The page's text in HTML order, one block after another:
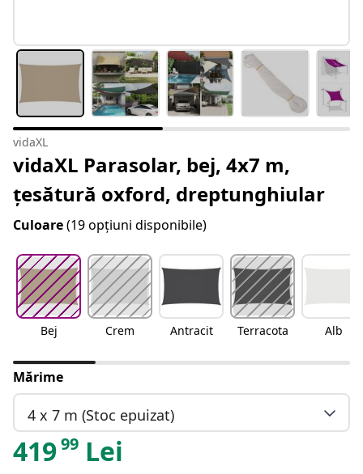
vidaXL
vidaXL Parasolar, bej, 4x7 m,
țesătură oxford, dreptunghiular
Culoare(19 opțiuni disponibile)
Bej Crem Antracit Terracota Alb
Mărime
4 x 7 m (Stoc epuizat)
41999 Lei